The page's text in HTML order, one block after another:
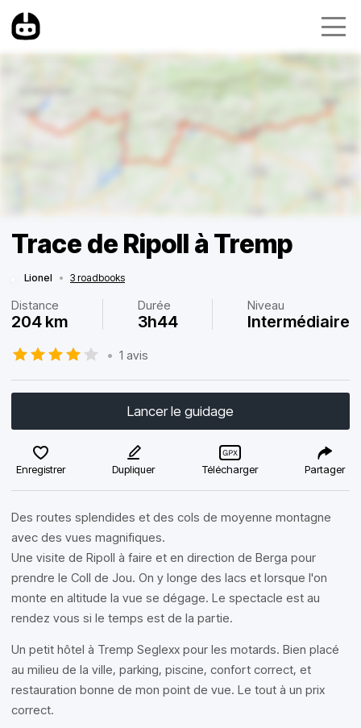
Trace de Ripoll à Tremp
Lionel • 3 roadbooks
Distance
204 km
Durée
3h44
Niveau
Intermédiaire
• 1 avis
Lancer le guidage
Enregistrer Dupliquer Télécharger Partager
Des routes splendides et des cols de moyenne montagne
avec des vues magnifiques.
Une visite de Ripoll à faire et en direction de Berga pour
prendre le Coll de Jou. On y longe des lacs et lorsque l'on
monte en altitude la vue se dégage. Le spectacle est au
rendez vous si le temps est de la partie.
Un petit hôtel à Tremp Seglexx pour les motards. Bien placé
au milieu de la ville, parking, piscine, confort correct, et
restauration bonne de mon point de vue. Le tout à un prix
correct.